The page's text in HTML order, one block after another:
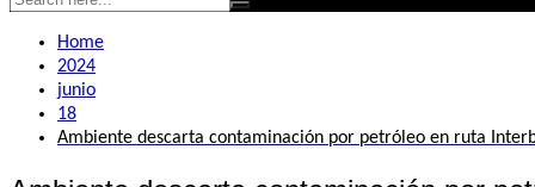
Home
2024
junio
18
Ambiente descarta contaminación por petróleo en ruta